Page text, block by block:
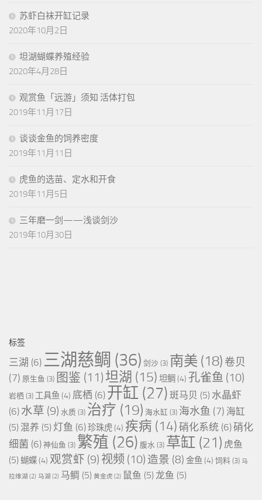
苏虾白袜开缸记录
2020年10月2日
坦湖蝴蝶养殖经验
2020年4月28日
观赏鱼「远游」须知 活体打包
2019年11月17日
谈谈金鱼的饲养密度
2019年11月11日
虎鱼的选苗、定水和开食
2019年11月5日
三年磨一剑——浅谈剑沙
2019年10月30日
标签
三湖 (6) 三湖慈鲷 (36) 剑沙 (3) 南美 (18) 卷贝
(7) 原生鱼 (3) 图鉴 (11) 坦湖 (15) 坦鲷 (4) 孔雀鱼 (10)
岩栖 (3) 工具鱼 (4) 底栖 (6) 开缸 (27) 斑马贝 (5) 水晶虾
(6) 水草 (9) 水质 (3) 治疗 (19) 海水缸 (3) 海水鱼 (7) 海缸
(5) 混养 (5) 灯鱼 (6)珍珠虎(4) 疾病 (14) 硝化系统 (6)硝化
细菌 (6) 神仙鱼 (3) 繁殖 (26) 腹水 (3) 草缸 (21) 虎鱼
(5) 蝴蝶(4) 观赏虾 (9) 视频 (10) 造景 (8) 金鱼 (4) 饲料 (3) 马
拉维湖 (2) 马湖 (2) 马鲷 (5) 黄金虎 (2) 鼠鱼 (5) 龙鱼 (5)